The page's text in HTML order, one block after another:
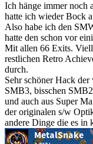
Ich hänge immer noch
hatte ich wieder Bock
Also habe ich den
hatte den schon vor
Mit allen 66 Exits.
restlichen Retro
durch.
Sehr schöner Hack
SMB3, bisschen
und auch aus Super
der originalen s/w
andere Dinge die es